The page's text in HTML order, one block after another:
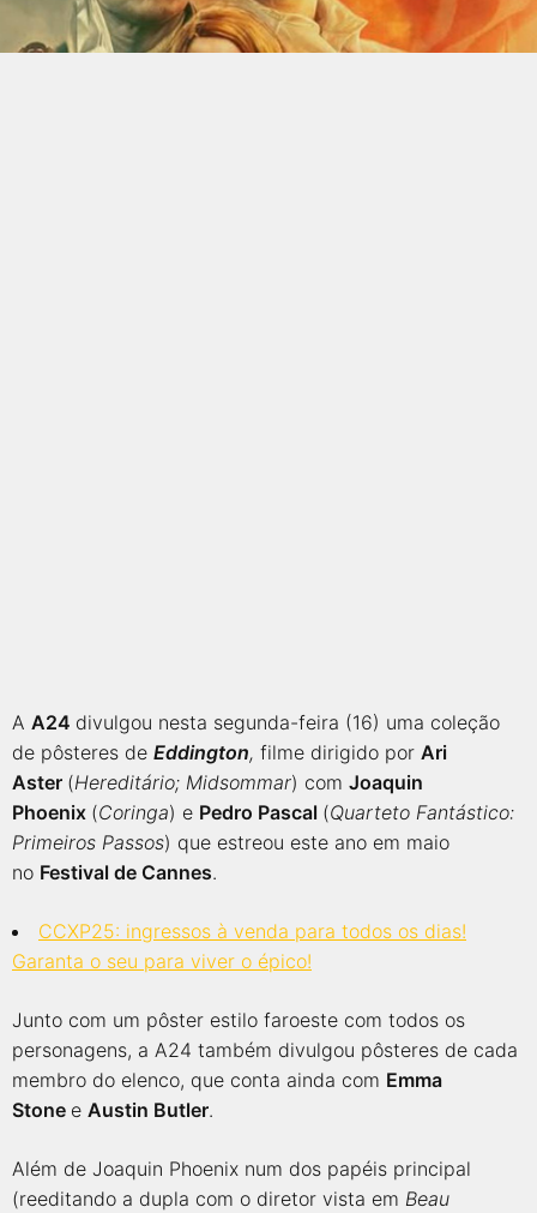
A A24 divulgou nesta segunda-feira (16) uma coleção
de pôsteres de Eddington, filme dirigido por Ari
Aster (Hereditário; Midsommar) com Joaquin
Phoenix (Coringa) e Pedro Pascal (Quarteto Fantástico:
Primeiros Passos) que estreou este ano em maio
no Festival de Cannes.
CCXP25: ingressos à venda para todos os dias!
Garanta o seu para viver o épico!
Junto com um pôster estilo faroeste com todos os
personagens, a A24 também divulgou pôsteres de cada
membro do elenco, que conta ainda com Emma
Stone e Austin Butler.
Além de Joaquin Phoenix num dos papéis principal
(reeditando a dupla com o diretor vista em Beau
acessar informações sobre cinemas, horários, assistir aos
trailers e muito mais.